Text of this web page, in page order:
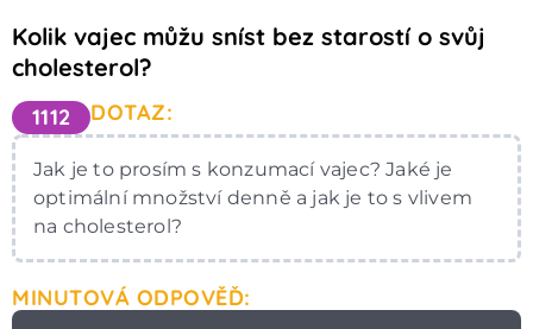
Kolik vajec můžu sníst bez starostí o svůj
cholesterol?
1112 DOTAZ:
Jak je to prosím s konzumací vajec? Jaké je
optimální množství denně a jak je to s vlivem
na cholesterol?
MINUTOVÁ ODPOVĚĎ: